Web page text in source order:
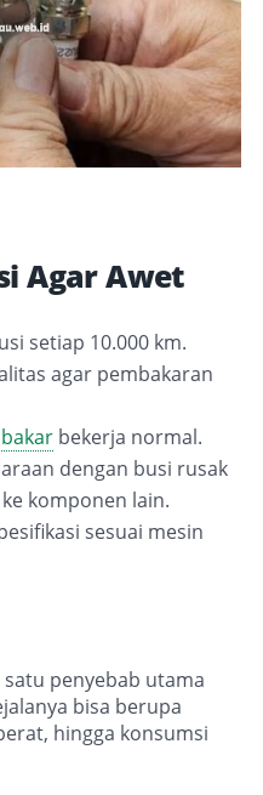
Agar Awet
setiap 10.000 km.
agar pembakaran
bekerja normal.
dengan busi rusak
komponen lain.
sesuai mesin
penyebab utama
bisa berupa
hingga konsumsi